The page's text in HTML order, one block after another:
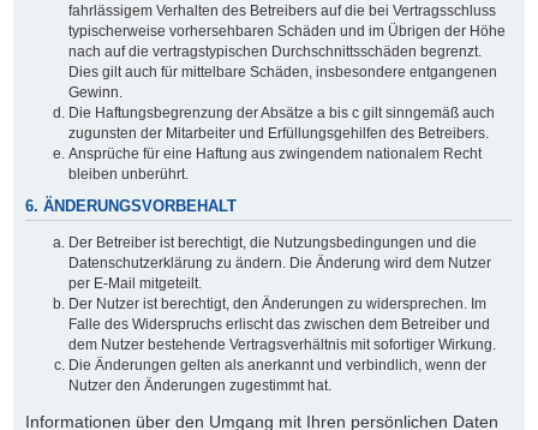
fahrlässigem Verhalten des Betreibers auf die bei Vertragsschluss
typischerweise vorhersehbaren Schäden und im Übrigen der Höhe
nach auf die vertragstypischen Durchschnittsschäden begrenzt.
Dies gilt auch für mittelbare Schäden, insbesondere entgangenen
Gewinn.
Die Haftungsbegrenzung der Absätze a bis c gilt sinngemäß auch
zugunsten der Mitarbeiter und Erfüllungsgehilfen des Betreibers.
Ansprüche für eine Haftung aus zwingendem nationalem Recht
bleiben unberührt.
6. ÄNDERUNGSVORBEHALT
Der Betreiber ist berechtigt, die Nutzungsbedingungen und die
Datenschutzerklärung zu ändern. Die Änderung wird dem Nutzer
per E-Mail mitgeteilt.
Der Nutzer ist berechtigt, den Änderungen zu widersprechen. Im
Falle des Widerspruchs erlischt das zwischen dem Betreiber und
dem Nutzer bestehende Vertragsverhältnis mit sofortiger Wirkung.
Die Änderungen gelten als anerkannt und verbindlich, wenn der
Nutzer den Änderungen zugestimmt hat.
Informationen über den Umgang mit Ihren persönlichen Daten